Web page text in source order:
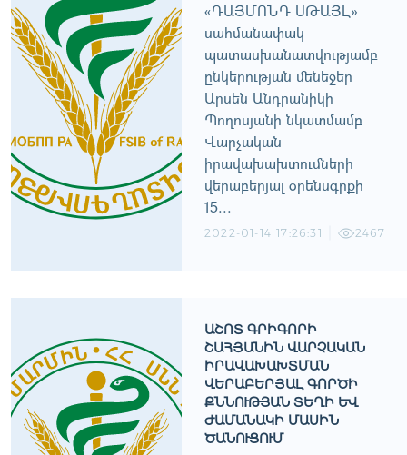
«ԴԱՅՄՈՆԴ ՍԹԱՅԼ»
սահմանափակ
պատասխանատվությամբ
ընկերության մենեջեր
Արսեն Անդրանիկի
Պողոսյանի նկատմամբ
Վարչական
իրավախախտումների
վերաբերյալ օրենսգրքի
15...
2022-01-14 17:26:31 2467
ԱՇՈՏ ԳՐԻԳՈՐԻ
ՇԱՀՅԱՆԻՆ ՎԱՐՉԱԿԱՆ
ԻՐԱՎԱԽԱԽՏՄԱՆ
ՎԵՐԱԲԵՐՅԱԼ ԳՈՐԾԻ
ՔՆՆՈՒԹՅԱՆ ՏԵՂԻ ԵՒ Ժ
ԱՄԱՆԱԿԻ ՄԱՍԻՆ Ծ
ԱՆՈՒՑՈՒՄ